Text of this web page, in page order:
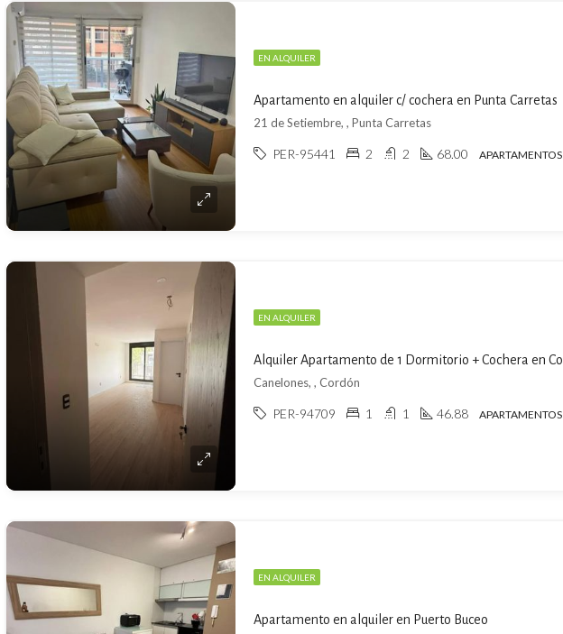
EN ALQUILER
Apartamento en alquiler c/ cochera en Punta Carretas
21 de Setiembre, , Punta Carretas
PER-95441 2 2 68.00 APARTAMENTOS
EN ALQUILER
Canelones, , Cordón
PER-94709 1 1 46.88 APARTAMENTOS
EN ALQUILER
Apartamento en alquiler en Puerto Buceo